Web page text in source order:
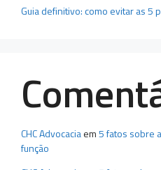
Guia definitivo: como evitar as 5
CHC Advocaciaem5 fatos sobre
função